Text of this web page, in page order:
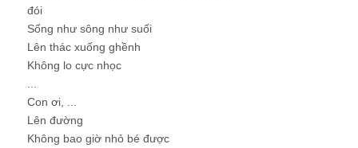
đói
Sống như sông như suối
Lên thác xuống ghềnh
Không lo cực nhọc
...
Con ơi, ...
Lên đường
Không bao giờ nhỏ bé được